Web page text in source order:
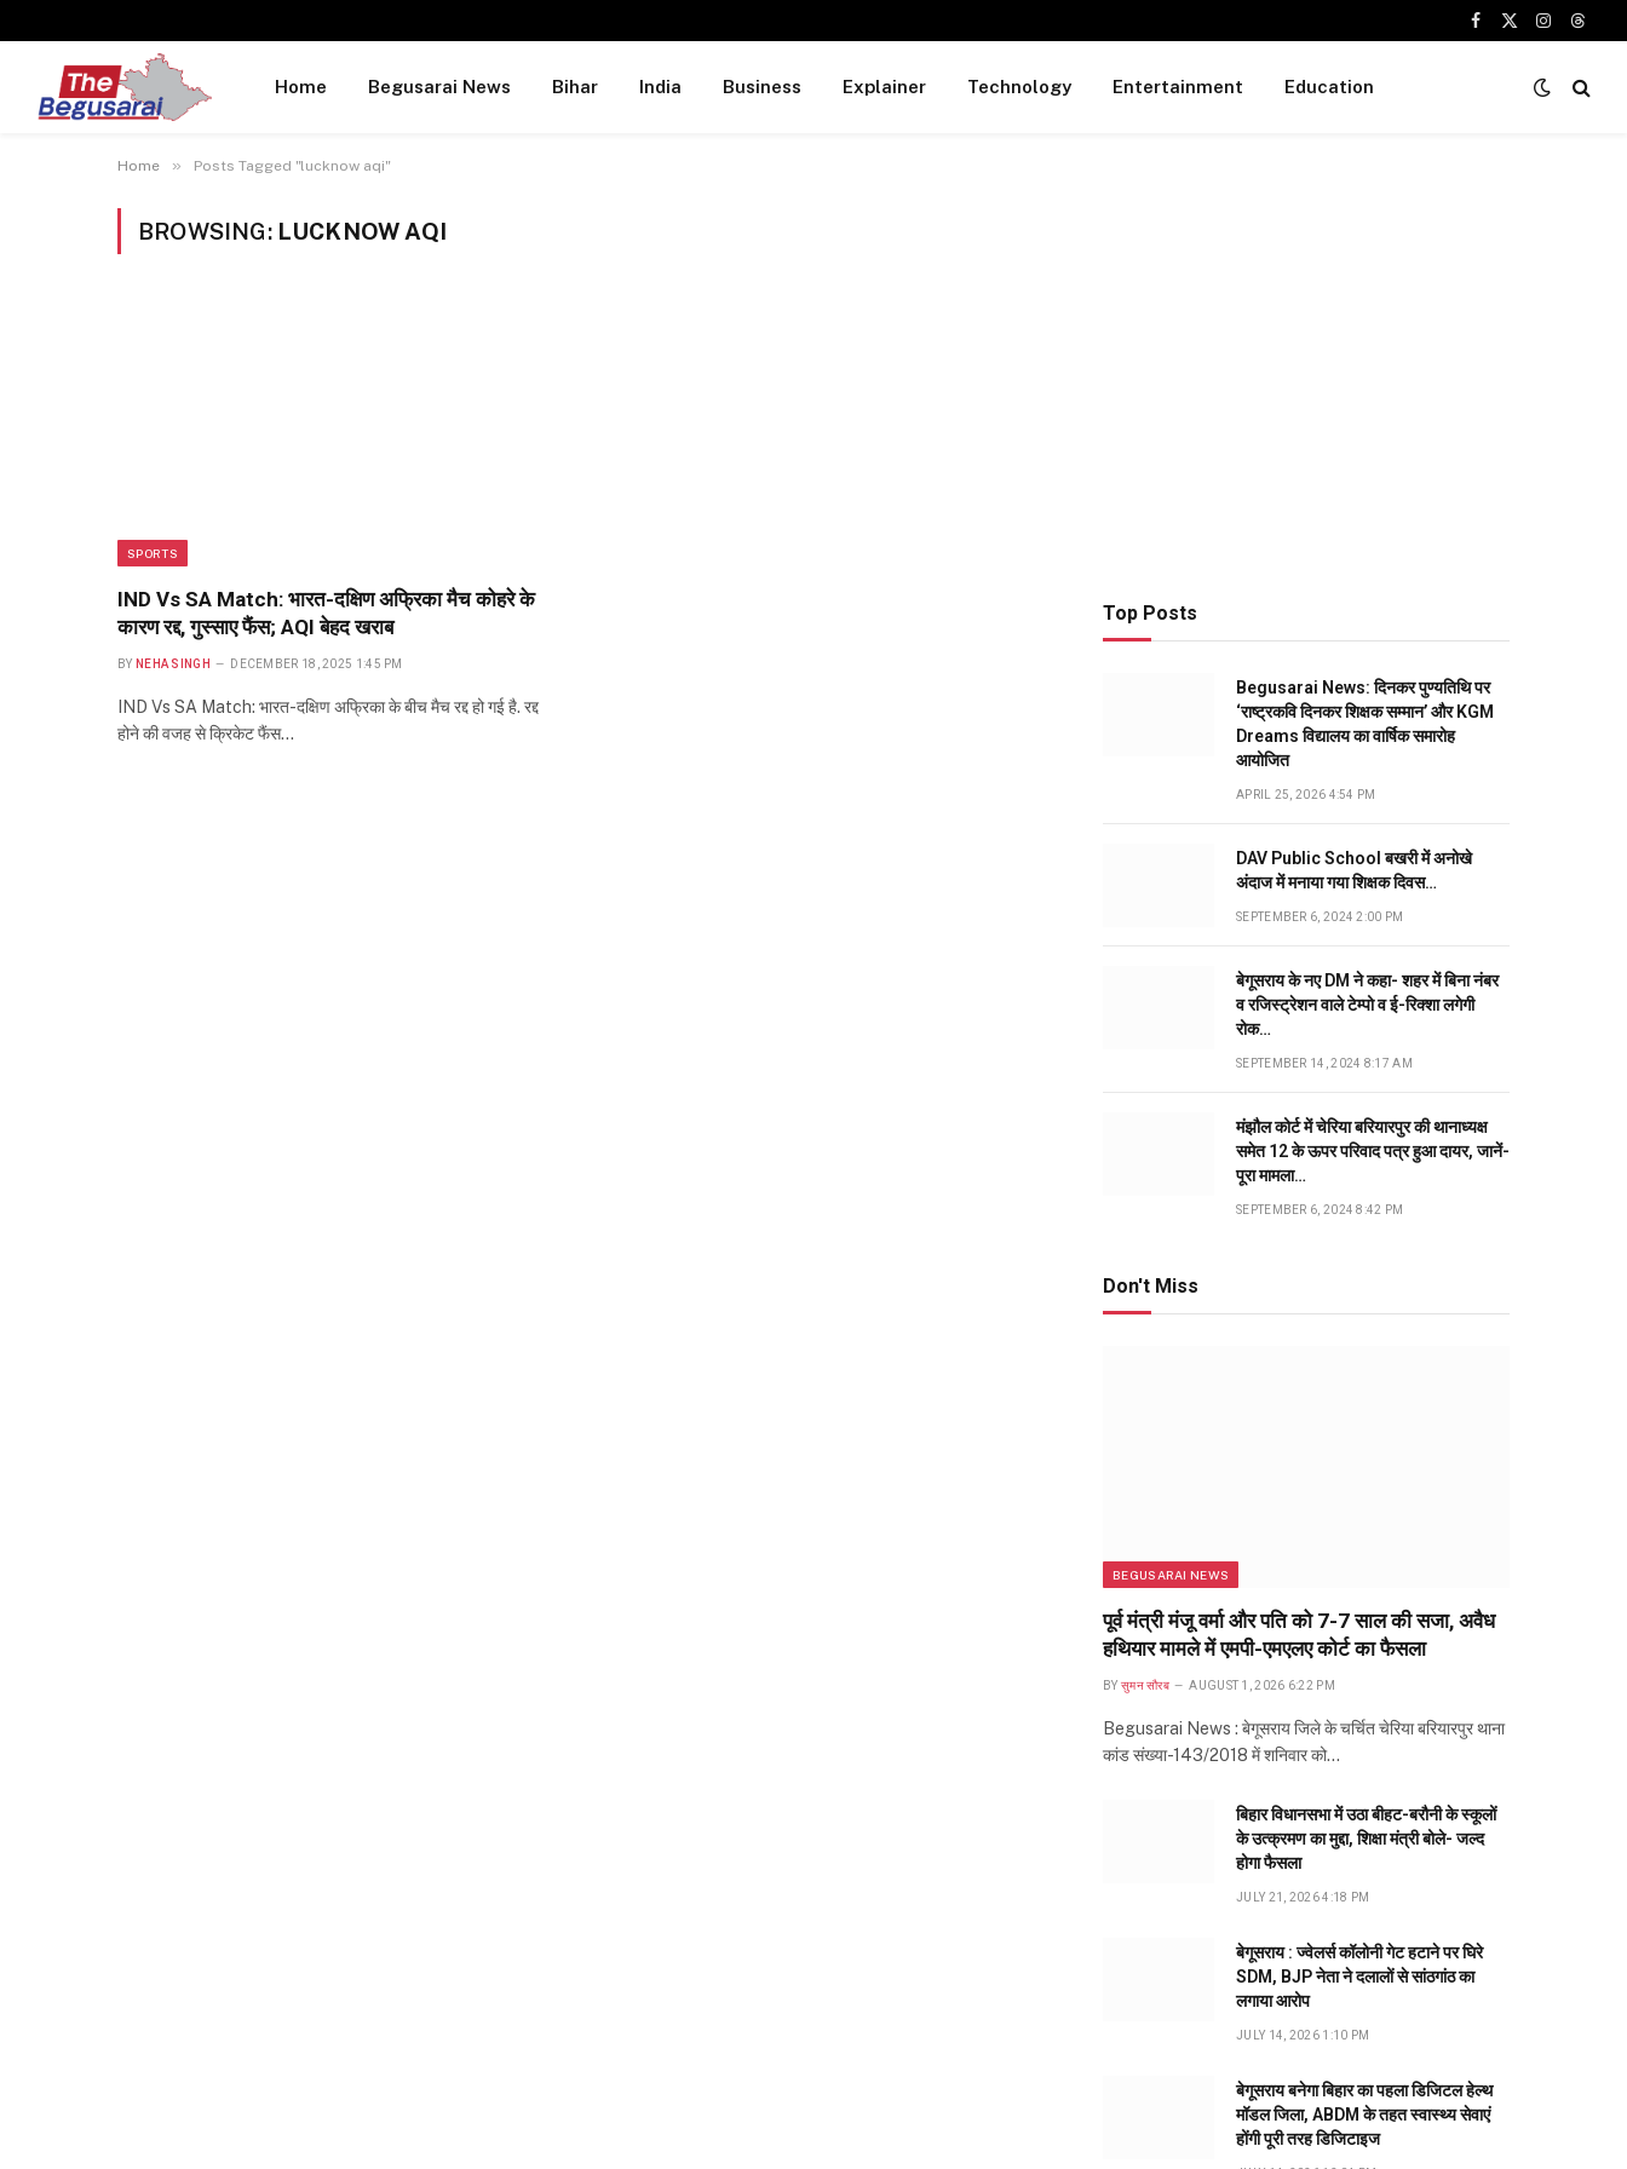
Facebook
X
Instagram
Home Begusarai News Bihar India Business Explainer Technology Entertainment Education
Home » Posts Tagged "lucknow aqi"
BROWSING: LUCKNOW AQI
SPORTS
IND Vs SA Match: भारत-दक्षिण अफ्रिका मैच कोहरे के
कारण रद्द, गुस्साए फैंस; AQI बेहद खराब
BY NEHA SINGH DECEMBER 18, 2025 1:45 PM
IND Vs SA Match: भारत-दक्षिण अफ्रिका के बीच मैच रद्द हो गई है. रद्द
होने की वजह से क्रिकेट फैंस…
Top Posts
Begusarai News: दिनकर पुण्यतिथि पर
‘राष्ट्रकवि दिनकर शिक्षक सम्मान’ और KGM
Dreams विद्यालय का वार्षिक समारोह
आयोजित
APRIL 25, 2026 4:54 PM
DAV Public School बखरी में अनोखे
अंदाज में मनाया गया शिक्षक दिवस…
SEPTEMBER 6, 2024 2:00 PM
बेगूसराय के नए DM ने कहा- शहर में बिना नंबर
व रजिस्ट्रेशन वाले टेम्पो व ई-रिक्शा लगेगी
रोक…
SEPTEMBER 14, 2024 8:17 AM
मंझौल कोर्ट में चेरिया बरियारपुर की थानाध्यक्ष
समेत 12 के ऊपर परिवाद पत्र हुआ दायर, जानें-
पूरा मामला…
SEPTEMBER 6, 2024 8:42 PM
Don't Miss
BEGUSARAI NEWS
पूर्व मंत्री मंजू वर्मा और पति को 7-7 साल की सजा, अवैध
हथियार मामले में एमपी-एमएलए कोर्ट का फैसला
BY सुमन सौरब AUGUST 1, 2026 6:22 PM
Begusarai News : बेगूसराय जिले के चर्चित चेरिया बरियारपुर थाना
कांड संख्या-143/2018 में शनिवार को…
बिहार विधानसभा में उठा बीहट-बरौनी के स्कूलों
के उत्क्रमण का मुद्दा, शिक्षा मंत्री बोले- जल्द
होगा फैसला
JULY 21, 2026 4:18 PM
बेगूसराय : ज्वेलर्स कॉलोनी गेट हटाने पर घिरे
SDM, BJP नेता ने दलालों से सांठगांठ का
लगाया आरोप
JULY 14, 2026 1:10 PM
बेगूसराय बनेगा बिहार का पहला डिजिटल हेल्थ
मॉडल जिला, ABDM के तहत स्वास्थ्य सेवाएं
होंगी पूरी तरह डिजिटाइज